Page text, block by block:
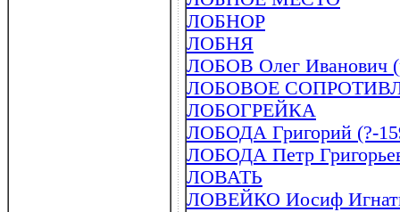
ЛОБНОР
ЛОБНЯ
ЛОБОВ Олег Иванович
ЛОБОВОЕ
ЛОБОГРЕЙКА
ЛОБОДА Григорий (?-
ЛОБОДА Петр
ЛОВАТЬ
ЛОВЕЙКО Иосиф